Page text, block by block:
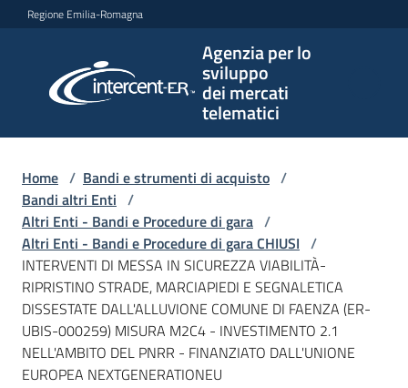
Vai al contenuto
Vai alla navigazione
Vai al footer
Regione Emilia-Romagna
Agenzia per lo
sviluppo
dei mercati
telematici
per lo
sviluppo
telematici
L'Agenzia
Bandi
e
strumenti
Home / Bandi e strumenti di acquisto /
Bandi altri Enti /
Altri Enti - Bandi e Procedure di gara /
Altri Enti - Bandi e Procedure di gara CHIUSI /
INTERVENTI DI MESSA IN SICUREZZA VIABILITÀ-
RIPRISTINO STRADE, MARCIAPIEDI E SEGNALETICA
DISSESTATE DALL'ALLUVIONE COMUNE DI FAENZA (ER-
UBIS-000259) MISURA M2C4 - INVESTIMENTO 2.1
NELL'AMBITO DEL PNRR - FINANZIATO DALL'UNIONE
EUROPEA NEXTGENERATIONEU